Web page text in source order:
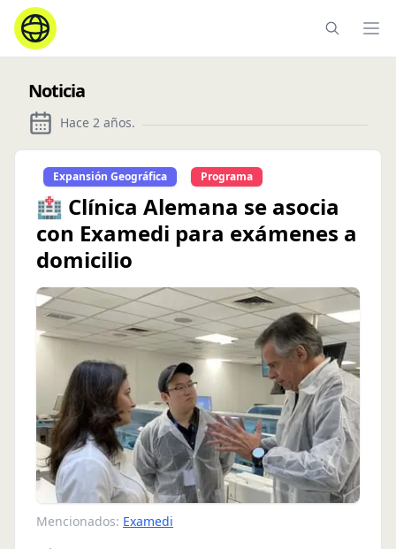
Noticia
Hace 2 años.
Expansión Geográfica Programa
🏥 Clínica Alemana se asocia
con Examedi para exámenes a
domicilio
Mencionados: Examedi